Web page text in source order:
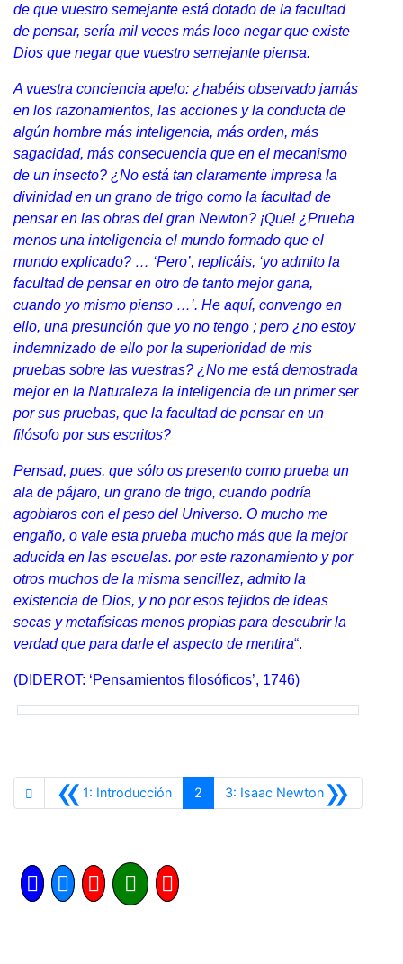
de que vuestro semejante está dotado de la facultad
de pensar, sería mil veces más loco negar que existe
Dios que negar que vuestro semejante piensa.
A vuestra conciencia apelo: ¿habéis observado jamás
en los razonamientos, las acciones y la conducta de
algún hombre más inteligencia, más orden, más
sagacidad, más consecuencia que en el mecanismo
de un insecto? ¿No está tan claramente impresa la
divinidad en un grano de trigo como la facultad de
pensar en las obras del gran Newton? ¡Que! ¿Prueba
menos una inteligencia el mundo formado que el
mundo explicado? … ‘Pero’, replicáis, ‘yo admito la
facultad de pensar en otro de tanto mejor gana,
cuando yo mismo pienso …’. He aquí, convengo en
ello, una presunción que yo no tengo ; pero ¿no estoy
indemnizado de ello por la superioridad de mis
pruebas sobre las vuestras? ¿No me está demostrada
mejor en la Naturaleza la inteligencia de un primer ser
por sus pruebas, que la facultad de pensar en un
filósofo por sus escritos?
Pensad, pues, que sólo os presento como prueba un
ala de pájaro, un grano de trigo, cuando podría
agobiaros con el peso del Universo. O mucho me
engaño, o vale esta prueba mucho más que la mejor
aducida en las escuelas. por este razonamiento y por
otros muchos de la misma sencillez, admito la
existencia de Dios, y no por esos tejidos de ideas
secas y metafísicas menos propias para descubrir la
verdad que para darle el aspecto de mentira“.
(DIDEROT: ‘Pensamientos filosóficos’, 1746)
«1: IntroducciónAnterior
2 »
3: Isaac NewtonSiguiente